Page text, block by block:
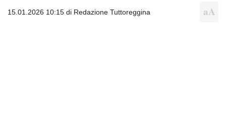
15.01.2026 10:15 di Redazione Tuttoreggina